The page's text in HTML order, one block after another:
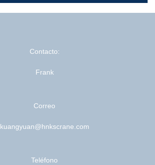
Contacto:
Frank
Correo
kuangyuan@hnkscrane.com
Teléfono